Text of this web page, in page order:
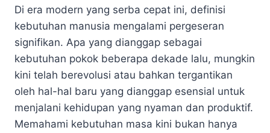
Di era modern yang serba cepat ini, definisi
kebutuhan manusia mengalami pergeseran
signifikan. Apa yang dianggap sebagai
kebutuhan pokok beberapa dekade lalu, mungkin
kini telah berevolusi atau bahkan tergantikan
oleh hal-hal baru yang dianggap esensial untuk
menjalani kehidupan yang nyaman dan produktif.
Memahami kebutuhan masa kini bukan hanya